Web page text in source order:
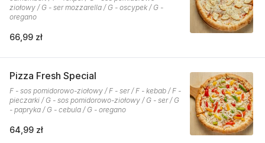
ziołowy / G - ser mozzarella / G - oscypek / G -
oregano
66,99 zł
Pizza Fresh Special
F - sos pomidorowo-ziołowy / F - ser / F - kebab / F -
pieczarki / G - sos pomidorowo-ziołowy / G - ser / G
- papryka / G - cebula / G - oregano
64,99 zł